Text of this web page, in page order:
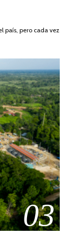
país, pero cada vez
03